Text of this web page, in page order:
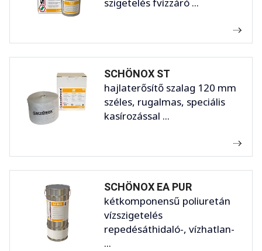
szigetelés fvízzáró ...
SCHÖNOX ST
hajlaterősítő szalag 120 mm
széles, rugalmas, speciális
kasírozással ...
SCHÖNOX EA PUR
kétkomponensű poliuretán
vízszigetelés
repedésáthidaló-, vízhatlan-
...